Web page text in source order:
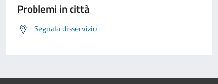
Problemi in città
Segnala disservizio